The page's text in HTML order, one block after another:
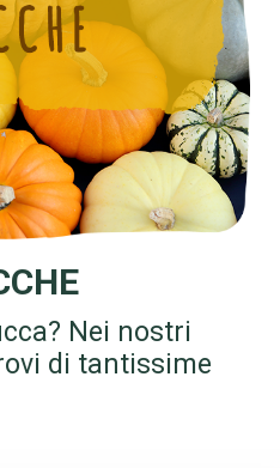
Nei nostri
di tantissime